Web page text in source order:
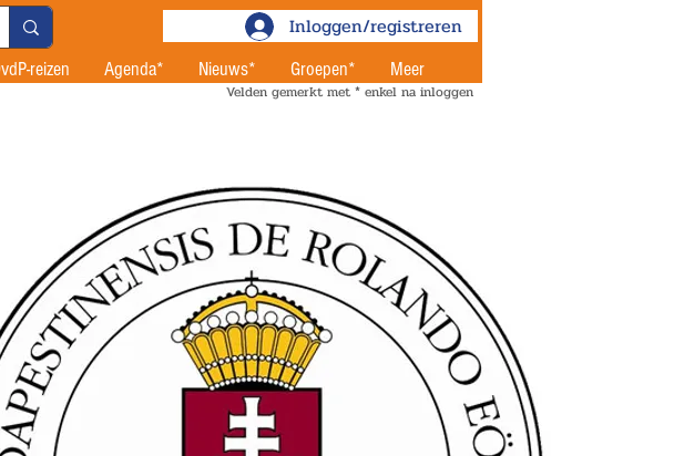
Inloggen/registreren
reizen Agenda* Nieuws* Groepen* Meer
Velden gemerkt met * enkel na inloggen